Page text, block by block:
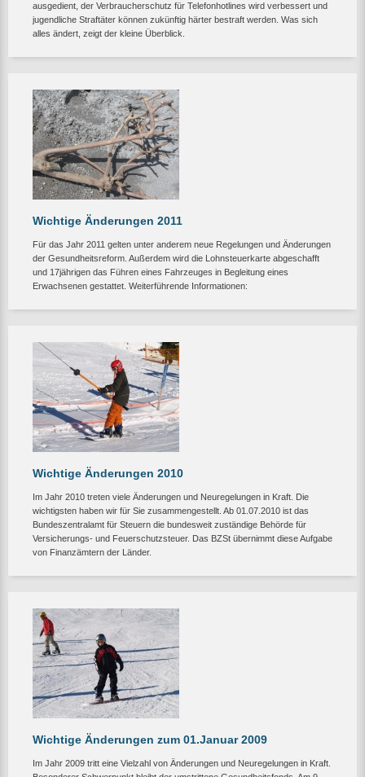
ausgedient, der Verbraucherschutz für Telefonhotlines wird verbessert und
jugendliche Straftäter können zukünftig härter bestraft werden. Was sich
alles ändert, zeigt der kleine Überblick.
Wichtige Änderungen 2011
Für das Jahr 2011 gelten unter anderem neue Regelungen und Änderungen
der Gesundheitsreform. Außerdem wird die Lohnsteuerkarte abgeschafft
und 17jährigen das Führen eines Fahrzeuges in Begleitung eines
Erwachsenen gestattet. Weiterführende Informationen:
Wichtige Änderungen 2010
Im Jahr 2010 treten viele Änderungen und Neuregelungen in Kraft. Die
wichtigsten haben wir für Sie zusammengestellt. Ab 01.07.2010 ist das
Bundeszentralamt für Steuern die bundesweit zuständige Behörde für
Versicherungs- und Feuerschutzsteuer. Das BZSt übernimmt diese Aufgabe
von Finanzämtern der Länder.
Wichtige Änderungen zum 01.Januar 2009
Im Jahr 2009 tritt eine Vielzahl von Änderungen und Neuregelungen in Kraft.